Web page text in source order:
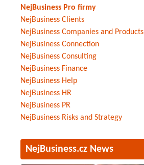
NejBusiness Pro firmy
NejBusiness Clients
NejBusiness Companies and Products
NejBusiness Connection
NejBusiness Consulting
NejBusiness Finance
NejBusiness Help
NejBusiness HR
NejBusiness PR
NejBusiness Risks and Strategy
NejBusiness.cz News